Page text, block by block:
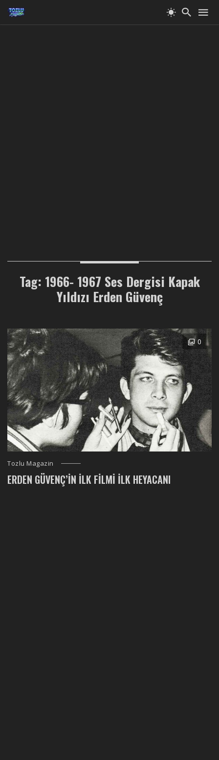
Tag: 1966- 1967 Ses Dergisi Kapak
Yıldızı Erden Güvenç
0
Tozlu Magazin
ERDEN GÜVENÇ’IN İLK FILMI İLK HEYACANI